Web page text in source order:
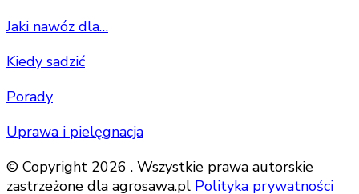
Jaki nawóz dla…
Kiedy sadzić
Porady
Uprawa i pielęgnacja
© Copyright 2026 . Wszystkie prawa autorskie
zastrzeżone dla agrosawa.pl Polityka prywatności